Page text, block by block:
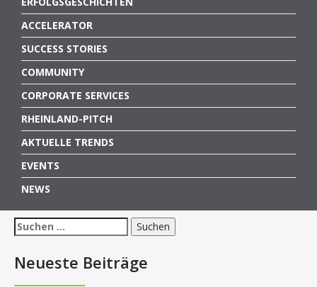
ACCELERATOR
SUCCESS STORIES
COMMUNITY
CORPORATE SERVICES
RHEINLAND-PITCH
AKTUELLE TRENDS
EVENTS
NEWS
Suchen
nach:
Neueste Beiträge